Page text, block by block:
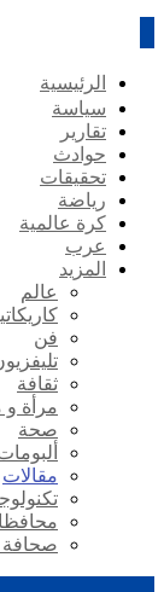
الرئيسية
سياسة
تقارير
حوادث
تحقيقات
رياضة
كرة عالمية
عرب
المزيد
عالم
فن
ثقافة
مرأة
صحة
مقالات
صحافة